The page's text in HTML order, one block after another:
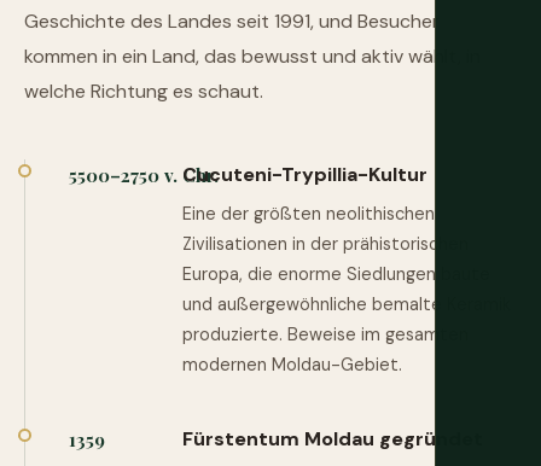
Geschichte des Landes seit 1991, und Besucher
kommen in ein Land, das bewusst und aktiv wählt, in
welche Richtung es schaut.
5500–2750 v. Chr.Cucuteni-Trypillia-Kultur
Eine der größten neolithischen
Zivilisationen in der prähistorischen
Europa, die enorme Siedlungen baute
und außergewöhnliche bemalte Keramik
produzierte. Beweise im gesamten
modernen Moldau-Gebiet.
1359 Fürstentum Moldau gegründet